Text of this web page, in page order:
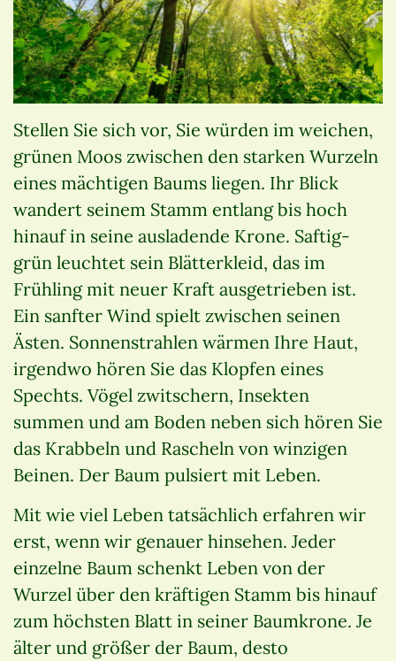
Stellen Sie sich vor, Sie würden im weichen,
grünen Moos zwischen den starken Wurzeln
eines mächtigen Baums liegen. Ihr Blick
wandert seinem Stamm entlang bis hoch
hinauf in seine ausladende Krone. Saftig-
grün leuchtet sein Blätterkleid, das im
Frühling mit neuer Kraft ausgetrieben ist.
Ein sanfter Wind spielt zwischen seinen
Ästen. Sonnenstrahlen wärmen Ihre Haut,
irgendwo hören Sie das Klopfen eines
Spechts. Vögel zwitschern, Insekten
summen und am Boden neben sich hören Sie
das Krabbeln und Rascheln von winzigen
Beinen. Der Baum pulsiert mit Leben.
Mit wie viel Leben tatsächlich erfahren wir
erst, wenn wir genauer hinsehen. Jeder
einzelne Baum schenkt Leben von der
Wurzel über den kräftigen Stamm bis hinauf
zum höchsten Blatt in seiner Baumkrone. Je
älter und größer der Baum, desto